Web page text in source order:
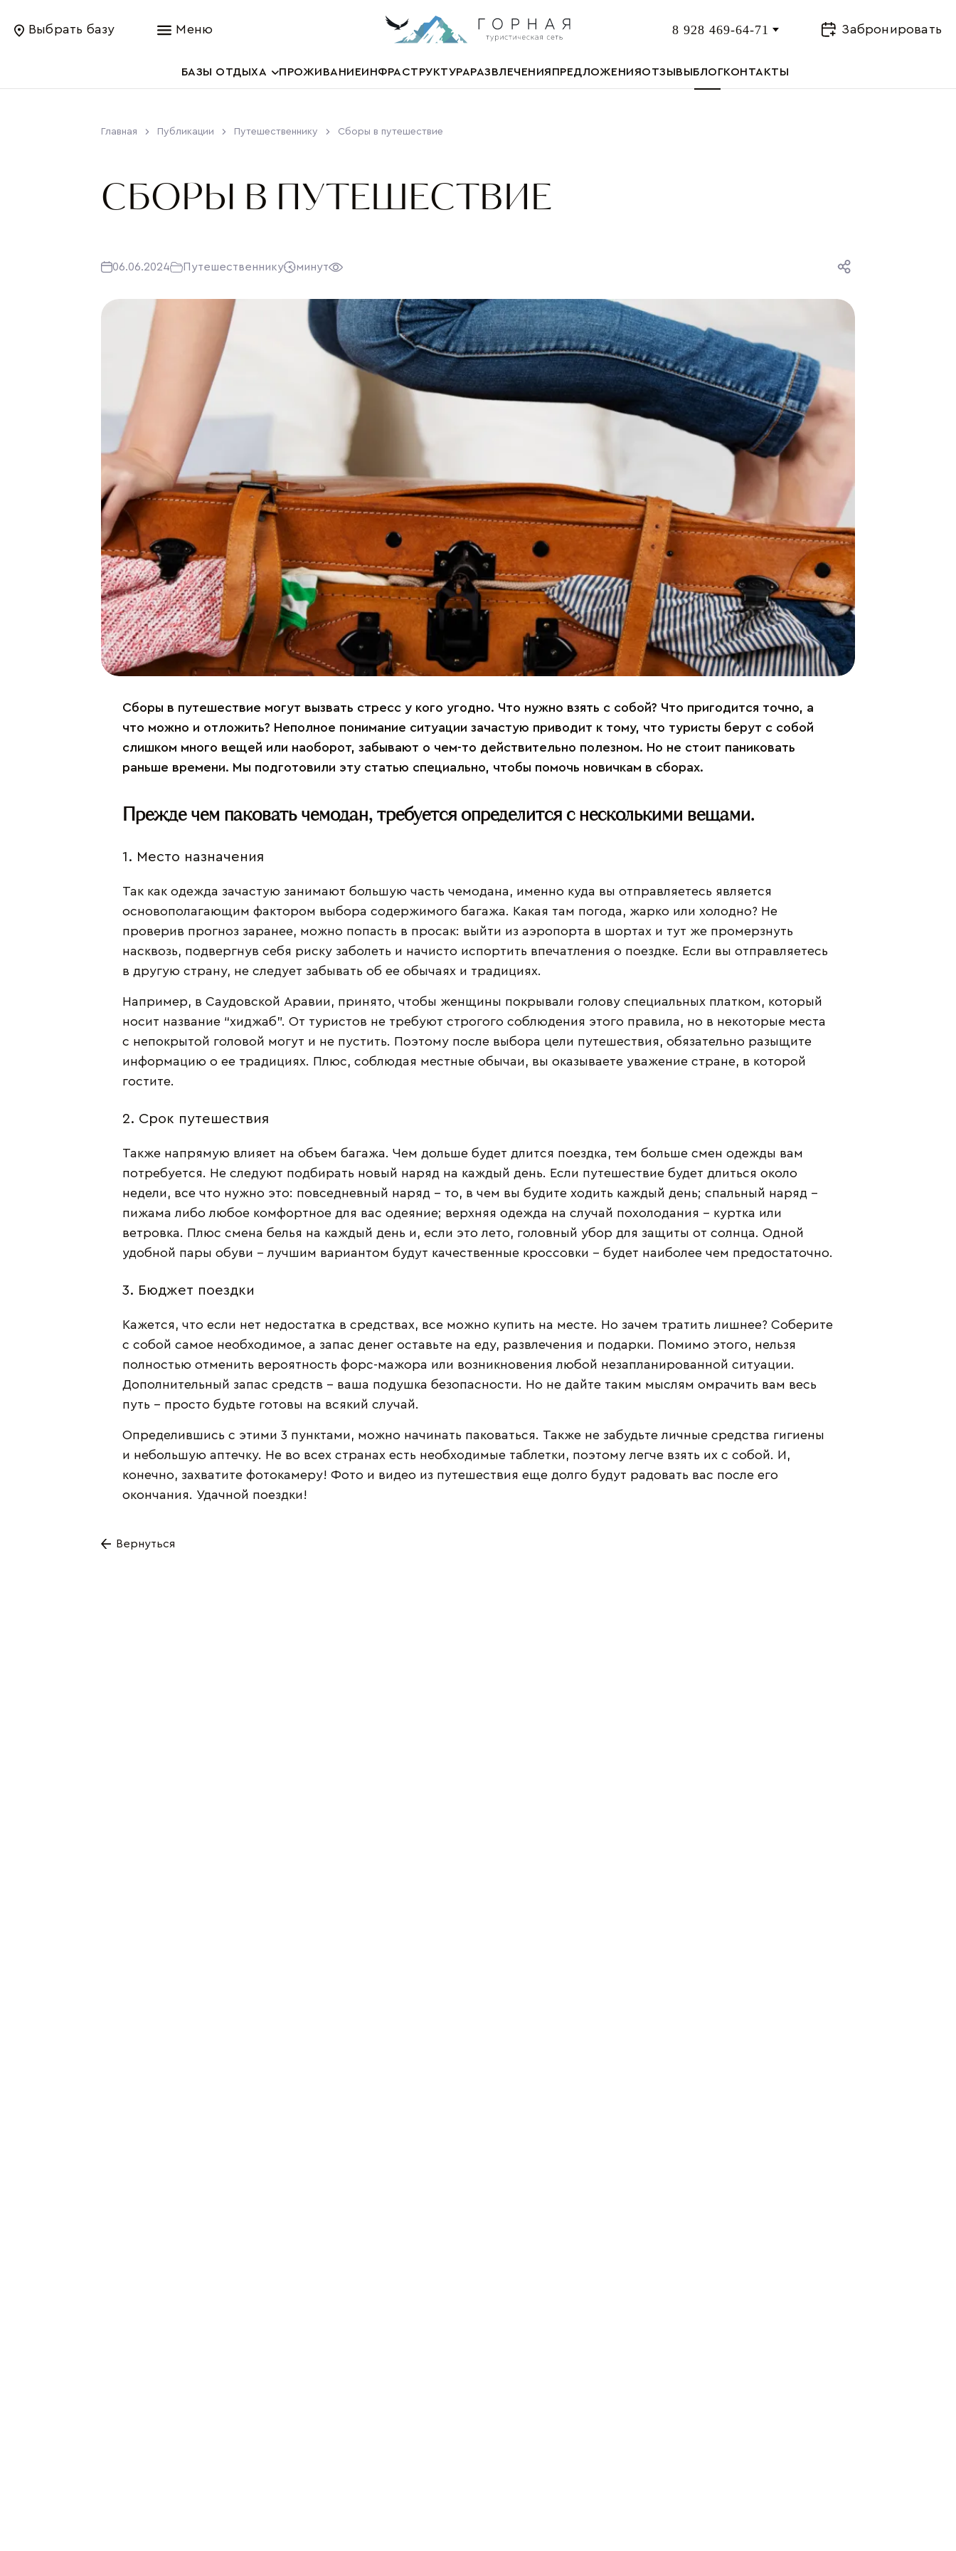
Выбрать базу Меню 8 928 469-64-71 Забронировать
БАЗЫ ОТДЫХА ПРОЖИВАНИЕИНФРАСТРУКТУРАРАЗВЛЕЧЕНИЯПРЕДЛОЖЕНИЯОТЗЫВЫБЛОГКОНТАКТЫ
Главная Публикации Путешественнику Сборы в путешествие
СБОРЫ В ПУТЕШЕСТВИЕ
06.06.2024 Путешественнику минут
Сборы в путешествие могут вызвать стресс у кого угодно. Что нужно взять с собой? Что пригодится точно, а
что можно и отложить? Неполное понимание ситуации зачастую приводит к тому, что туристы берут с собой
слишком много вещей или наоборот, забывают о чем-то действительно полезном. Но не стоит паниковать
раньше времени. Мы подготовили эту статью специально, чтобы помочь новичкам в сборах.
Прежде чем паковать чемодан, требуется определится с несколькими вещами.
1. Место назначения
Так как одежда зачастую занимают большую часть чемодана, именно куда вы отправляетесь является
основополагающим фактором выбора содержимого багажа. Какая там погода, жарко или холодно? Не
проверив прогноз заранее, можно попасть в просак: выйти из аэропорта в шортах и тут же промерзнуть
насквозь, подвергнув себя риску заболеть и начисто испортить впечатления о поездке. Если вы отправляетесь
в другую страну, не следует забывать об ее обычаях и традициях.
Например, в Саудовской Аравии, принято, чтобы женщины покрывали голову специальных платком, который
носит название “хиджаб”. От туристов не требуют строгого соблюдения этого правила, но в некоторые места
с непокрытой головой могут и не пустить. Поэтому после выбора цели путешествия, обязательно разыщите
информацию о ее традициях. Плюс, соблюдая местные обычаи, вы оказываете уважение стране, в которой
гостите.
2. Срок путешествия
Также напрямую влияет на объем багажа. Чем дольше будет длится поездка, тем больше смен одежды вам
потребуется. Не следуют подбирать новый наряд на каждый день. Если путешествие будет длиться около
недели, все что нужно это: повседневный наряд - то, в чем вы будите ходить каждый день; спальный наряд -
пижама либо любое комфортное для вас одеяние; верхняя одежда на случай похолодания - куртка или
ветровка. Плюс смена белья на каждый день и, если это лето, головный убор для защиты от солнца. Одной
удобной пары обуви - лучшим вариантом будут качественные кроссовки - будет наиболее чем предостаточно.
3. Бюджет поездки
Кажется, что если нет недостатка в средствах, все можно купить на месте. Но зачем тратить лишнее? Соберите
с собой самое необходимое, а запас денег оставьте на еду, развлечения и подарки. Помимо этого, нельзя
полностью отменить вероятность форс-мажора или возникновения любой незапланированной ситуации.
Дополнительный запас средств - ваша подушка безопасности. Но не дайте таким мыслям омрачить вам весь
путь - просто будьте готовы на всякий случай.
Определившись с этими 3 пунктами, можно начинать паковаться. Также не забудьте личные средства гигиены
и небольшую аптечку. Не во всех странах есть необходимые таблетки, поэтому легче взять их с собой. И,
конечно, захватите фотокамеру! Фото и видео из путешествия еще долго будут радовать вас после его
окончания. Удачной поездки!
Вернуться